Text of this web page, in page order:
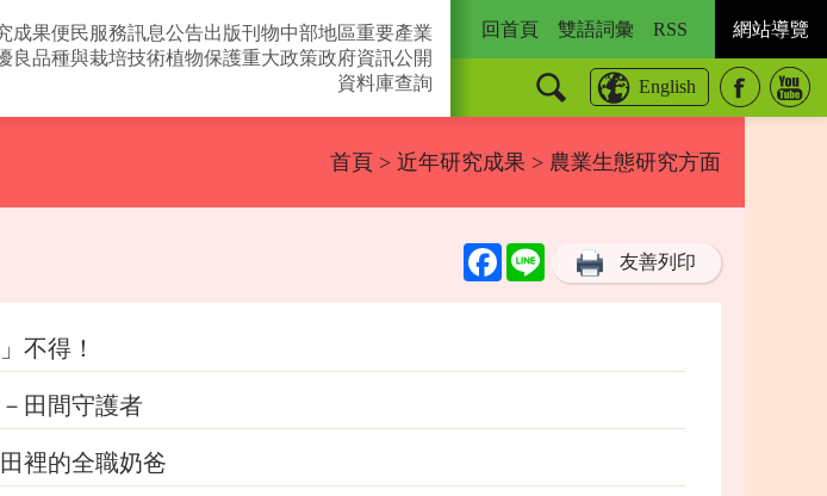
成果便民服務訊息公告出版刊物中部地區重要產業
良品種與栽培技術植物保護重大政策政府資訊公開
資料庫查詢
回首頁 雙語詞彙 RSS 網站導覽
English
首頁 > 近年研究成果 > 農業生態研究方面
Facebook
Line 友善列印
不得！
田間守護者
裡的全職奶爸